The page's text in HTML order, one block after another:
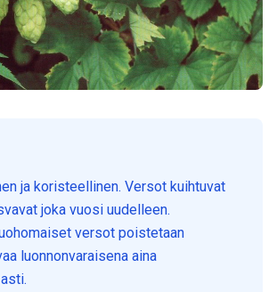
ja koristeellinen. Versot kuihtuvat
joka vuosi uudelleen.
versot poistetaan
luonnonvaraisena aina